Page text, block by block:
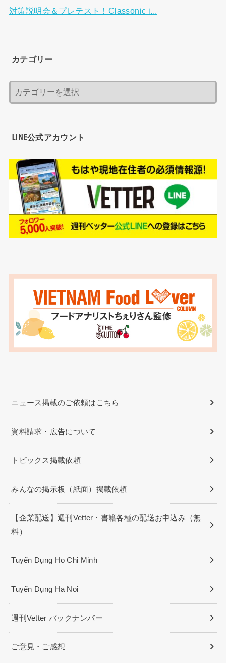
対策説明会＆プレテスト！Classonic i...
カテゴリー
LINE公式アカウント
ニュース掲載のご依頼はこちら
資料請求・広告について
トピックス掲載依頼
みんなの掲示板（紙面）掲載依頼
【企業配送】週刊Vetter・書籍各種の配送お申込み（無
料）
Tuyển Dụng Ho Chi Minh
Tuyển Dụng Ha Noi
週刊Vetter バックナンバー
ご意見・ご感想